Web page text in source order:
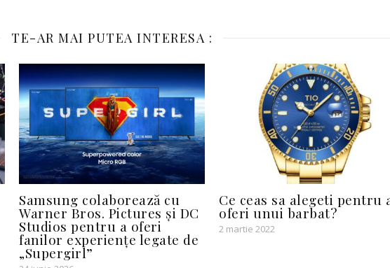
TE-AR MAI PUTEA INTERESA :
Samsung colaborează cu
Warner Bros. Pictures și DC
Studios pentru a oferi
fanilor experiențe legate de
„Supergirl”
Ce ceas sa alegeti pentru
oferi unui barbat?
2 martie 2022